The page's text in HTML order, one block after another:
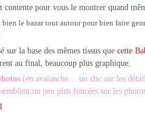
contente pour vous le montrer quand
bien le bazar tout autour pour bien faire
sur la base des mêmes tissus que cette
au final, beaucoup plus graphique.
(en avalanche… un clic sur les
un peu plus foncées sur les